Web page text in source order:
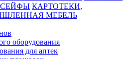
СЕЙФЫ КАРТОТЕКИ,
МЕБЕЛЬ
оборудования
для аптек